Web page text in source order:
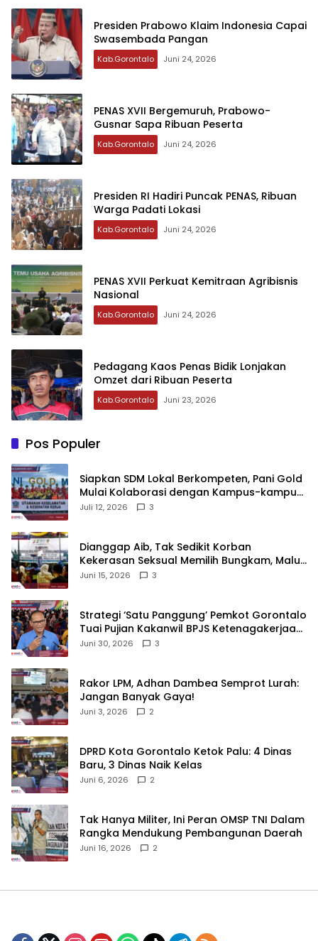
Presiden Prabowo Klaim Indonesia Capai
Swasembada Pangan
Kab.Gorontalo Juni 24, 2026
PENAS XVII Bergemuruh, Prabowo-
Gusnar Sapa Ribuan Peserta
Kab.Gorontalo Juni 24, 2026
Presiden RI Hadiri Puncak PENAS, Ribuan
Warga Padati Lokasi
Kab.Gorontalo Juni 24, 2026
PENAS XVII Perkuat Kemitraan Agribisnis
Nasional
Kab.Gorontalo Juni 24, 2026
Pedagang Kaos Penas Bidik Lonjakan
Omzet dari Ribuan Peserta
Kab.Gorontalo Juni 23, 2026
Pos Populer
‎Siapkan SDM Lokal Berkompeten, Pani Gold
Mulai Kolaborasi dengan Kampus-kampus
di Gorontalo
Juli 12, 2026 3
‎Dianggap Aib, Tak Sedikit Korban
Kekerasan Seksual Memilih Bungkam, Malu
untuk Melapor!‎
Juni 15, 2026 3
Strategi ‘Satu Panggung’ Pemkot Gorontalo
Tuai Pujian Kakanwil BPJS Ketenagakerjaan
Sulama‎‎
Juni 30, 2026 3
‎Rakor LPM, Adhan Dambea Semprot Lurah:
Jangan Banyak Gaya!‎
Juni 3, 2026 2
‎DPRD Kota Gorontalo Ketok Palu: 4 Dinas
Baru, 3 Dinas Naik Kelas
Juni 6, 2026 2
‎Tak Hanya Militer, Ini Peran OMSP TNI Dalam
Rangka Mendukung Pembangunan Daerah
Juni 16, 2026 2